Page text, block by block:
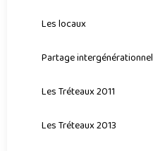
Les locaux
Partage intergénérationnel
Les Tréteaux 2011
Les Tréteaux 2013